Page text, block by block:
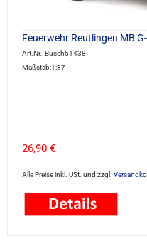
Feuerwehr Reutlingen MB
Art.Nr.: Busch51438
Maßstab:1:87
26,90 €
Alle Preise inkl. USt. und zzgl.